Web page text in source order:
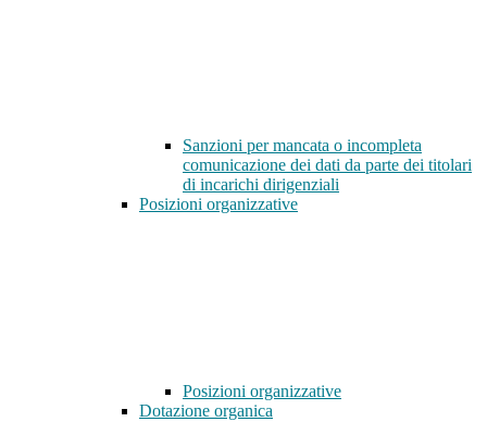
Sanzioni per mancata o incompleta
comunicazione dei dati da parte dei titolari
di incarichi dirigenziali
Posizioni organizzative
Posizioni organizzative
Dotazione organica